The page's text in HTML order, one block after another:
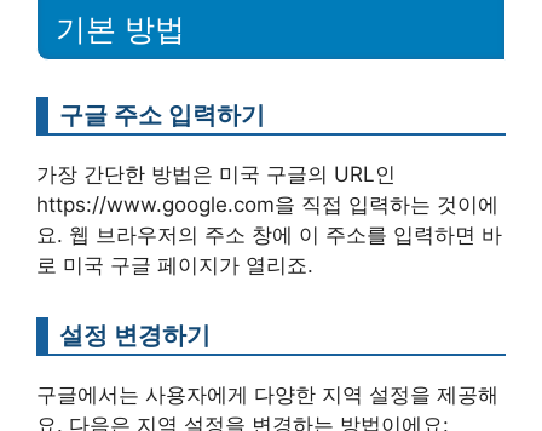
기본 방법
구글 주소 입력하기
가장 간단한 방법은 미국 구글의 URL인
https://www.google.com을 직접 입력하는 것이에
요. 웹 브라우저의 주소 창에 이 주소를 입력하면 바
로 미국 구글 페이지가 열리죠.
설정 변경하기
구글에서는 사용자에게 다양한 지역 설정을 제공해
요. 다음은 지역 설정을 변경하는 방법이에요: